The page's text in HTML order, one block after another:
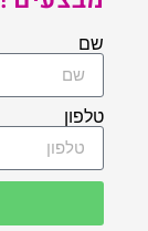
שם
טלפון